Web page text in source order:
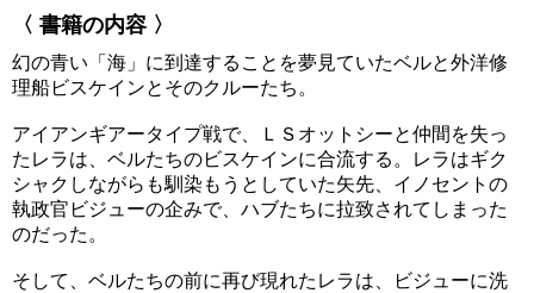
〈 書籍の内容 〉
幻の青い「海」に到達することを夢見ていたベルと外洋修
理船ビスケインとそのクルーたち。
アイアンギアータイプ戦で、ＬＳオットシーと仲間を失っ
たレラは、ベルたちのビスケインに合流する。レラはギク
シャクしながらも馴染もうとしていた矢先、イノセントの
執政官ビジューの企みで、ハブたちに拉致されてしまった
のだった。
そして、ベルたちの前に再び現れたレラは、ビジューに洗